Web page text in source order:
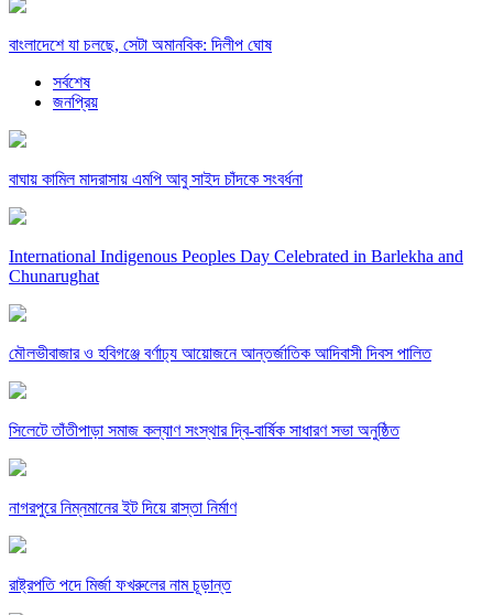
বাংলাদেশে যা চলছে, সেটা অমানবিক: দিলীপ ঘোষ
সর্বশেষ
জনপ্রিয়
বাঘায় কামিল মাদরাসায় এমপি আবু সাইদ চাঁদকে সংবর্ধনা
International Indigenous Peoples Day Celebrated in Barlekha and
Chunarughat
মৌলভীবাজার ও হবিগঞ্জে বর্ণাঢ্য আয়োজনে আন্তর্জাতিক আদিবাসী দিবস পালিত
সিলেটে তাঁতীপাড়া সমাজ কল্যাণ সংস্থার দ্বি-বার্ষিক সাধারণ সভা অনুষ্ঠিত
নাগরপুরে নিম্নমানের ইট দিয়ে রাস্তা নির্মাণ
রাষ্ট্রপতি পদে মির্জা ফখরুলের নাম চূড়ান্ত